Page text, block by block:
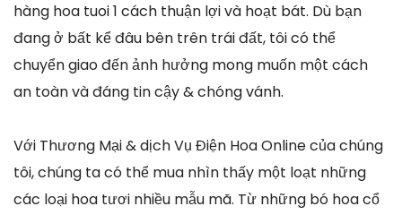
hàng hoa tuoi 1 cách thuận lợi và hoạt bát. Dù bạn
đang ở bất kể đâu bên trên trái đất, tôi có thể
chuyển giao đến ảnh hưởng mong muốn một cách
an toàn và đáng tin cậy & chóng vánh.
Với Thương Mại & dịch Vụ Điện Hoa Online của chúng
tôi, chúng ta có thể mua nhìn thấy một loạt những
các loại hoa tươi nhiều mẫu mã. Từ những bó hoa cổ